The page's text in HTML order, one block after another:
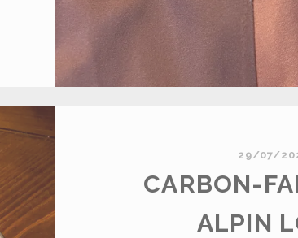
29/07/
CARBON-
ALPIN